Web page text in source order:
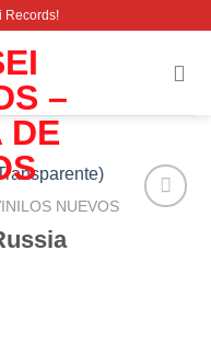
Records!
NUEVOS